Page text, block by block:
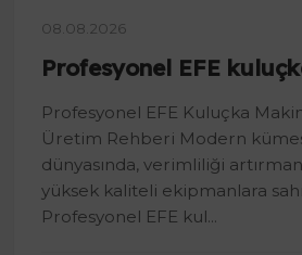
08.08.2026
Profesyonel EFE
Profesyonel EFE Kuluçka
Üretim Rehberi Modern kümes
dünyasında, verimliliği
yüksek kaliteli ekipmanlara
Profesyonel EFE kul...